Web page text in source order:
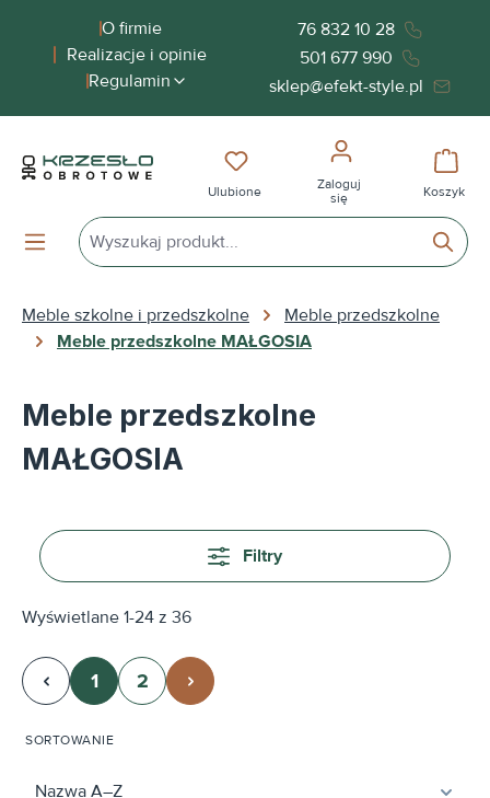
zawartościO firmie
Realizacje i opinie
Regulamin
76 832 10 28
501 677 990
sklep@efekt-style.pl
Masz 0 przedmioty na liście
Ulubione
Zaloguj
się
Koszyk
Meble szkolne i przedszkolne
Meble przedszkolne
Meble przedszkolne MAŁGOSIA
Meble przedszkolne
MAŁGOSIA
Filtry
Wyświetlane 1-24 z 36
Strona
1 Strona
2
SORTOWANIE